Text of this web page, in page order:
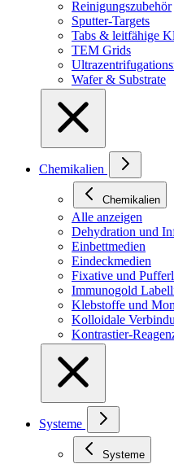
Reinigungszubehör
Sputter-Targets
Tabs & leitfähige
TEM Grids
Wafer & Substrate
Chemikalien
Chemikalien
Alle anzeigen
Dehydration und
Einbettmedien
Eindeckmedien
Fixative und
Immunogold
Klebstoffe und
Kolloidale
Kontrastier-
Systeme
Systeme